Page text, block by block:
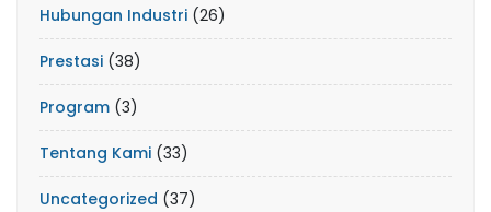
Hubungan Industri (26)
Prestasi (38)
Program (3)
Tentang Kami (33)
Uncategorized (37)